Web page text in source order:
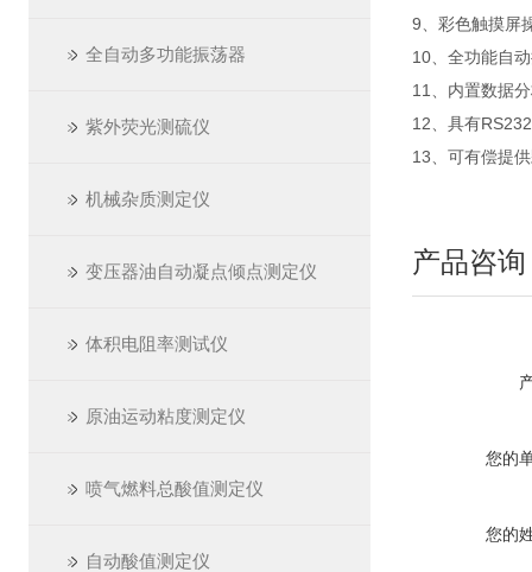
全自动多功能振荡器
紫外荧光测硫仪
机械杂质测定仪
变压器油自动凝点倾点测定仪
体积电阻率测试仪
原油运动粘度测定仪
喷气燃料总酸值测定仪
自动酸值测定仪
9、彩色触摸屏
10、全功能自
11、内置数据
12、具有
13、可有偿提
产品咨询
您的
您的